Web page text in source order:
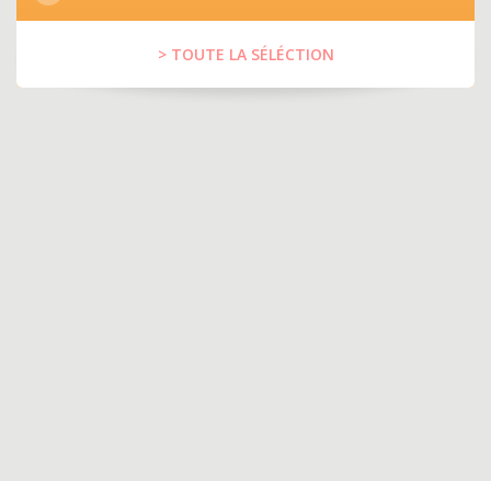
> TOUTE LA SÉLÉCTION